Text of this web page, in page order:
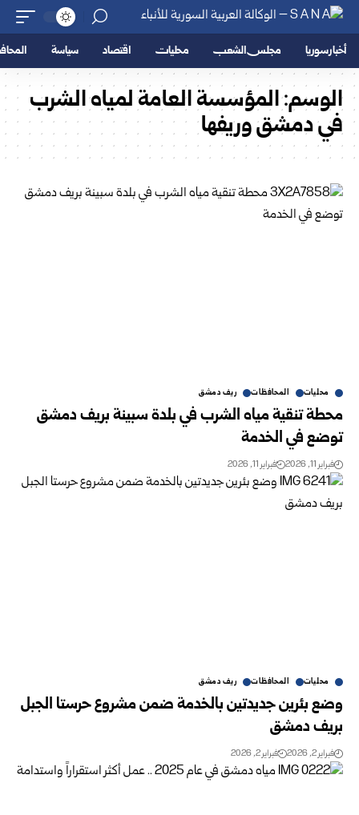
أخبار سوريا مجلس الشعب محليات اقتصاد سياسة
الوسم:المؤسسة العامة لمياه الشرب
في دمشق وريفها
محليات المحافظات ريف دمشق
محطة تنقية مياه الشرب في بلدة سبينة بريف دمشق
توضع في الخدمة
فبراير 11, 2026 فبراير 11, 2026
محليات المحافظات ريف دمشق
وضع بئرين جديدتين بالخدمة ضمن مشروع حرستا الجبل
بريف دمشق
فبراير 2, 2026 فبراير 2, 2026